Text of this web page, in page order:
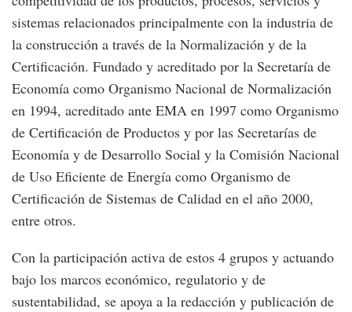
sistemas relacionados principalmente con la industria de
la construcción a través de la Normalización y de la
Certificación. Fundado y acreditado por la Secretaría de
Economía como Organismo Nacional de Normalización
en 1994, acreditado ante EMA en 1997 como Organismo
de Certificación de Productos y por las Secretarías de
Economía y de Desarrollo Social y la Comisión Nacional
de Uso Eficiente de Energía como Organismo de
Certificación de Sistemas de Calidad en el año 2000,
entre otros.
Con la participación activa de estos 4 grupos y actuando
bajo los marcos económico, regulatorio y de
sustentabilidad, se apoya a la redacción y publicación de